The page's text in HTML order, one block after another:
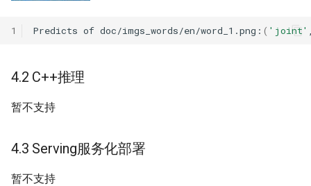
1 Predicts of doc/imgs_words/en/word_1.png: ( 'joint'
4.2 C++推理
暂不支持
4.3 Serving服务化部署
暂不支持